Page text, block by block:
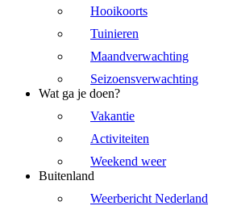
Hooikoorts
Tuinieren
Maandverwachting
Seizoensverwachting
Wat ga je doen?
Vakantie
Activiteiten
Weekend weer
Buitenland
Weerbericht Nederland